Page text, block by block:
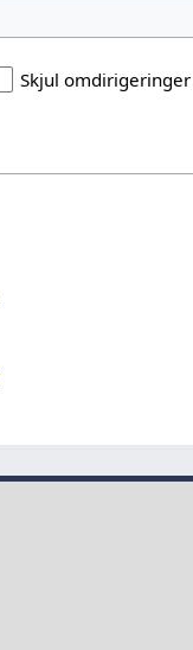
Skjul omdirigeringer